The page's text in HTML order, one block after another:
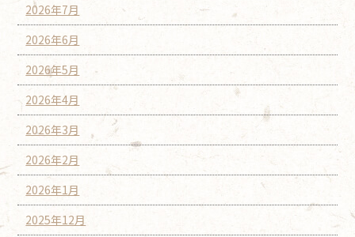
2026年7月
2026年6月
2026年5月
2026年4月
2026年3月
2026年2月
2026年1月
2025年12月